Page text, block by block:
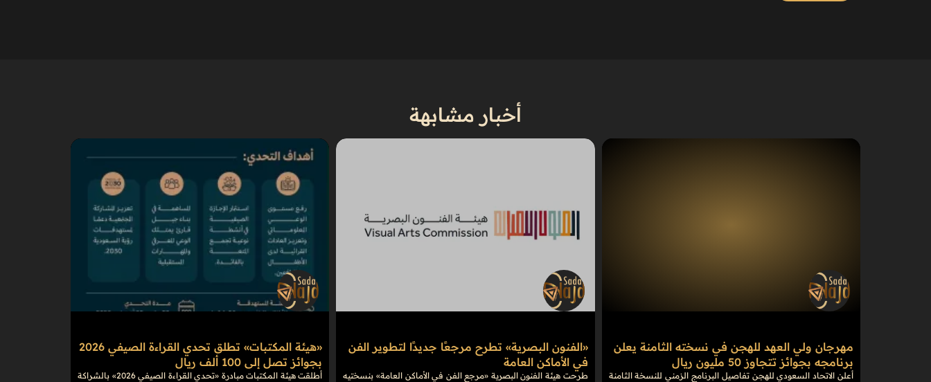
أخبار مشابهة
مهرجان ولي العهد للهجن في نسخته الثامنة يعلن
برنامجه بجوائز تتجاوز 50 مليون ريال
أعلن الاتحاد السعودي للهجن تفاصيل البرنامج الزمني للنسخة الثامنة
«الفنون البصرية» تطرح مرجعًا جديدًا لتطوير الفن
في الأماكن العامة
طرحت هيئة الفنون البصرية «مرجع الفن في الأماكن العامة» بنسختيه
«هيئة المكتبات» تطلق تحدي القراءة الصيفي 2026
بجوائز تصل إلى 100 ألف ريال
أطلقت هيئة المكتبات مبادرة «تحدي القراءة الصيفي 2026» بالشراكة